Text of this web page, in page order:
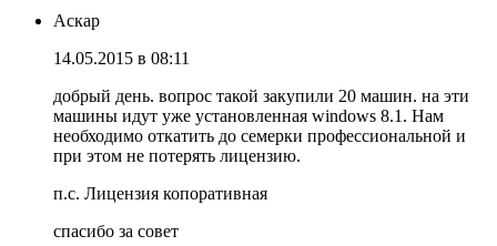
Аскар
14.05.2015 в 08:11
добрый день. вопрос такой закупили 20 машин. на эти
машины идут уже установленная windows 8.1. Нам
необходимо откатить до семерки профессиональной и
при этом не потерять лицензию.
п.с. Лицензия копоративная
спасибо за совет